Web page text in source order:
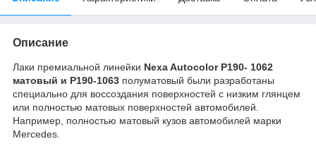
Описание
Лаки премиальной линейки Nexa Autocolor P190- 1062
матовый и P190-1063 полуматовый были разработаны
специально для воссоздания поверхностей с низким глянцем
или полностью матовых поверхностей автомобилей.
Например, полностью матовый кузов автомобилей марки
Mercedes.